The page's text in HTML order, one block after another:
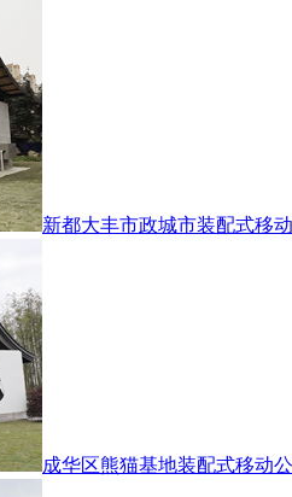
新都大丰市政城市装配式移
成华区熊猫基地装配式移动